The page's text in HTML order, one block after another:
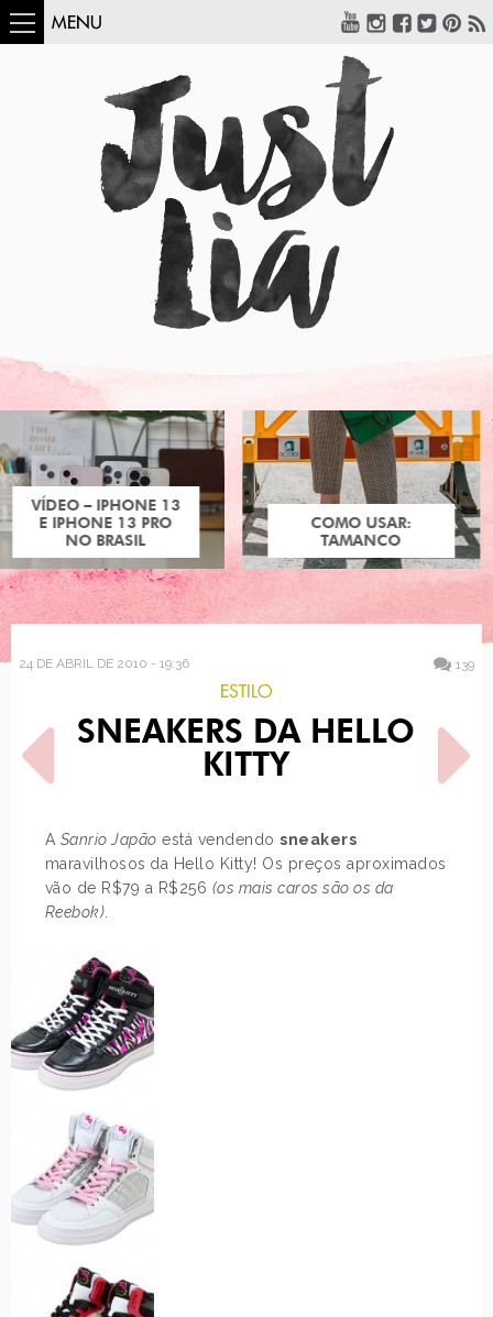
MENU
COMO USAR:
TAMANCO
24 DE ABRIL DE 2010 - 19:36 139
ESTILO
SNEAKERS DA HELLO
KITTY
A Sanrio Japão está vendendosneakers
maravilhosos da Hello Kitty! Os preços aproximados
vão de R$79 a R$256 (os mais caros são os da
Reebok)
POST ANTERIOR
PIXIE DUST TEM COISAS
NOVAS!
PRÓXIMO POST
DESEJO DO DIA: